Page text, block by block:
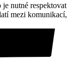
nutné respektovat
mezi komunikací,